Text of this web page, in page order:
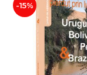
-15%